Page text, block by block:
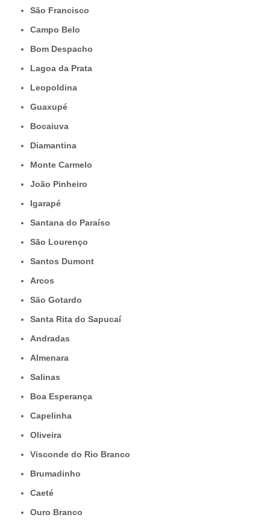
São Francisco
Campo Belo
Bom Despacho
Lagoa da Prata
Leopoldina
Guaxupé
Bocaiuva
Diamantina
Monte Carmelo
João Pinheiro
Igarapé
Santana do Paraíso
São Lourenço
Santos Dumont
Arcos
São Gotardo
Santa Rita do Sapucaí
Andradas
Almenara
Salinas
Boa Esperança
Capelinha
Oliveira
Visconde do Rio Branco
Brumadinho
Caeté
Ouro Branco